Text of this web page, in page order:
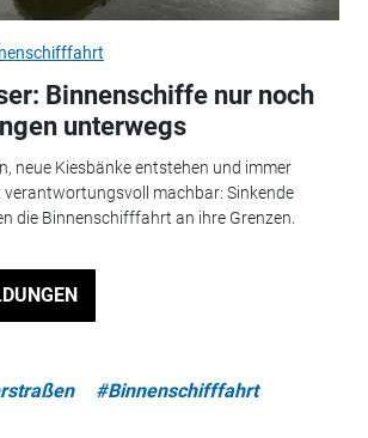
Binnenschiffe nur noch
unterwegs
neue Kiesbänke entstehen und immer
machbar: Sinkende
die Binnenschifffahrt an ihre Grenzen.
#Binnenschifffahrt